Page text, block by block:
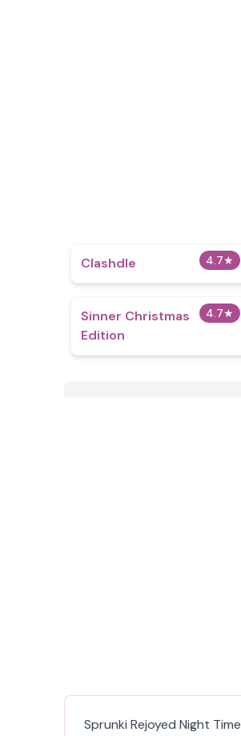
4.7★
Clashdle
4.7★
Sinner Christmas
Edition
Sprunki Rejoyed Night Time هي لعبة Sprunki ساحرة تحول إنشاء الموسيقى إلى مغامرة ليلية ساحرة. امزج بين العناصر الصوتية الفريدة أثناء استكشاف المناظر الطبيعية